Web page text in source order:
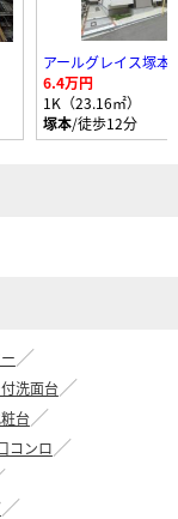
アールグレイス塚本
6.4万円
1K（23.16㎡）
塚本/徒歩12分
洗面台
台
コンロ